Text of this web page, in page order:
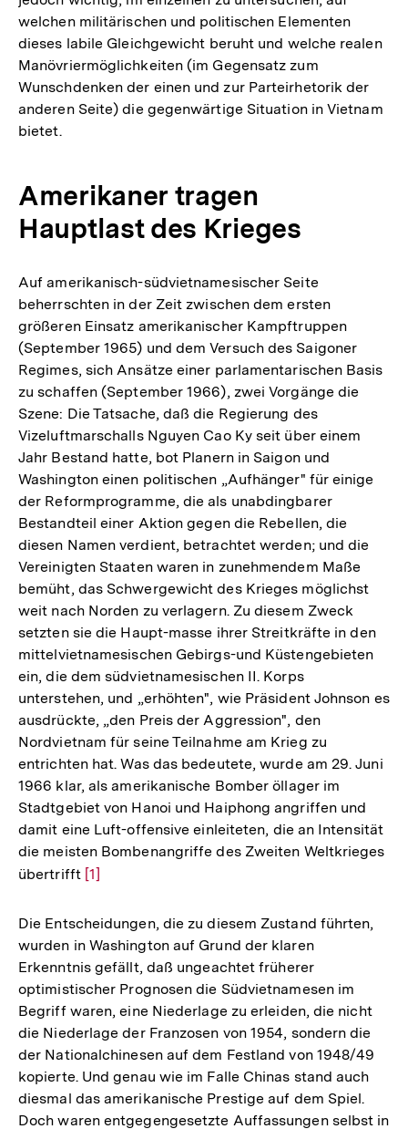
welchen militärischen und politischen Elementen
dieses labile Gleichgewicht beruht und welche realen
Manövriermöglichkeiten (im Gegensatz zum
Wunschdenken der einen und zur Parteirhetorik der
anderen Seite) die gegenwärtige Situation in Vietnam
bietet.
Amerikaner tragen
Hauptlast des Krieges
Auf amerikanisch-südvietnamesischer Seite
beherrschten in der Zeit zwischen dem ersten
größeren Einsatz amerikanischer Kampftruppen
(September 1965) und dem Versuch des Saigoner
Regimes, sich Ansätze einer parlamentarischen Basis
zu schaffen (September 1966), zwei Vorgänge die
Szene: Die Tatsache, daß die Regierung des
Vizeluftmarschalls Nguyen Cao Ky seit über einem
Jahr Bestand hatte, bot Planern in Saigon und
Washington einen politischen „Aufhänger" für einige
der Reformprogramme, die als unabdingbarer
Bestandteil einer Aktion gegen die Rebellen, die
diesen Namen verdient, betrachtet werden; und die
Vereinigten Staaten waren in zunehmendem Maße
bemüht, das Schwergewicht des Krieges möglichst
weit nach Norden zu verlagern. Zu diesem Zweck
setzten sie die Haupt-masse ihrer Streitkräfte in den
mittelvietnamesischen Gebirgs-und Küstengebieten
ein, die dem südvietnamesischen II. Korps
unterstehen, und „erhöhten", wie Präsident Johnson es
ausdrückte, „den Preis der Aggression", den
Nordvietnam für seine Teilnahme am Krieg zu
entrichten hat. Was das bedeutete, wurde am 29. Juni
1966 klar, als amerikanische Bomber öllager im
Stadtgebiet von Hanoi und Haiphong angriffen und
damit eine Luft-offensive einleiteten, die an Intensität
die meisten Bombenangriffe des Zweiten Weltkrieges
übertrifft Zur
der
Fußnote
[1]
Die Entscheidungen, die zu diesem Zustand führten,
wurden in Washington auf Grund der klaren
Erkenntnis gefällt, daß ungeachtet früherer
optimistischer Prognosen die Südvietnamesen im
Begriff waren, eine Niederlage zu erleiden, die nicht
die Niederlage der Franzosen von 1954, sondern die
der Nationalchinesen auf dem Festland von 1948/49
kopierte. Und genau wie im Falle Chinas stand auch
diesmal das amerikanische Prestige auf dem Spiel.
Doch waren entgegengesetzte Auffassungen selbst in